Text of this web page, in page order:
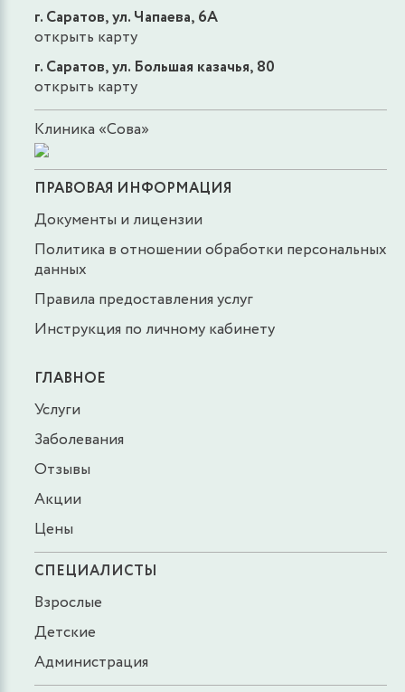
г. Саратов, ул. Чапаева, 6А
открыть карту
г. Саратов, ул. Большая казачья, 80
открыть карту
Клиника «Сова»
ПРАВОВАЯ ИНФОРМАЦИЯ
Документы и лицензии
Политика в отношении обработки персональных
данных
Правила предоставления услуг
Инструкция по личному кабинету
ГЛАВНОЕ
Услуги
Заболевания
Отзывы
Акции
Цены
СПЕЦИАЛИСТЫ
Взрослые
Детские
Администрация